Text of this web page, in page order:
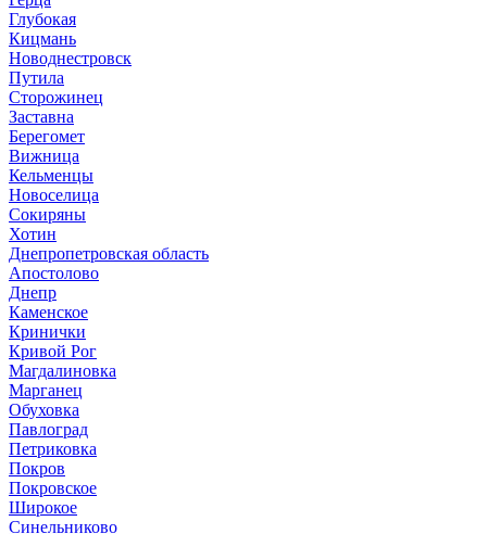
Глубокая
Кицмань
Новоднестровск
Путила
Сторожинец
Заставна
Берегомет
Вижница
Кельменцы
Новоселица
Сокиряны
Хотин
Днепропетровская область
Апостолово
Днепр
Каменское
Кринички
Кривой Рог
Магдалиновка
Марганец
Обуховка
Павлоград
Петриковка
Покров
Покровское
Широкое
Синельниково